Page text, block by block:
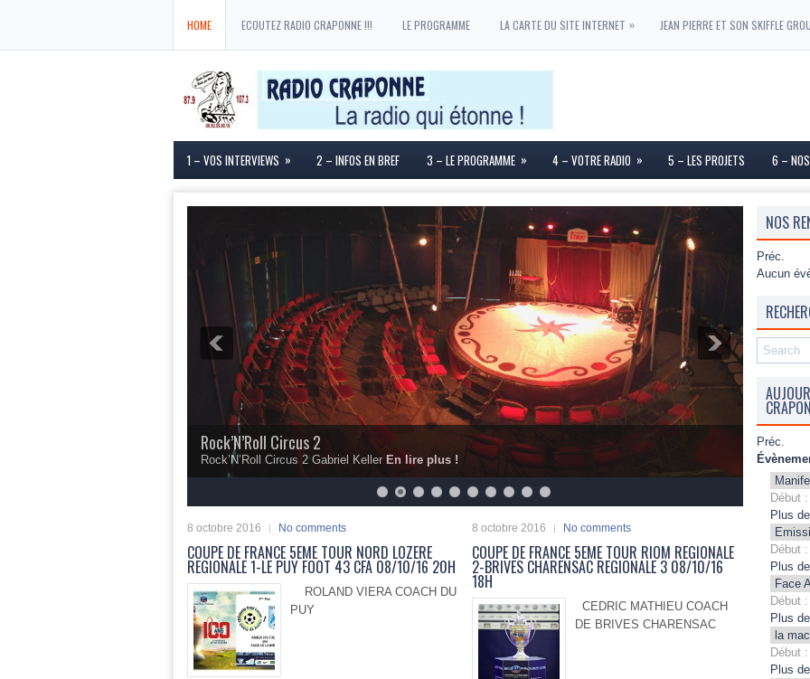
HOME ECOUTEZ RADIO CRAPONNE !!! LE PROGRAMME LA CARTE DU SITE INTERNET » JEAN PIERRE ET SON SKIFFLE
1 – VOS INTERVIEWS » 2 – INFOS EN BREF 3 – LE PROGRAMME » 4 – VOTRE RADIO » 5 – LES PROJETS 6 –
Rock’N’Roll Circus 2
Rock’N’Roll Circus 2 Gabriel KellerEn lire plus !
8 octobre 2016 No comments
COUPE DE FRANCE 5EME TOUR NORD LOZERE
REGIONALE 1-LE PUY FOOT 43 CFA 08/10/16 20H
ROLAND VIERA COACH DU
PUY
8 octobre 2016 No comments
COUPE DE FRANCE 5EME TOUR RIOM REGIONALE
2-BRIVES CHARENSAC REGIONALE 3 08/10/16
18H
CEDRIC MATHIEU COACH
DE BRIVES CHARENSAC
NOS
Préc.
Aucun
Préc.
Début :
Plus
Début :
Plus
Face
Début :
Plus
la
Début :
Plus